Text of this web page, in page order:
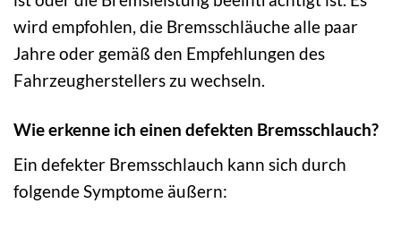
wird empfohlen, die Bremsschläuche alle paar
Jahre oder gemäß den Empfehlungen des
Fahrzeugherstellers zu wechseln.
Wie erkenne ich einen defekten Bremsschlauch?
Ein defekter Bremsschlauch kann sich durch
folgende Symptome äußern: